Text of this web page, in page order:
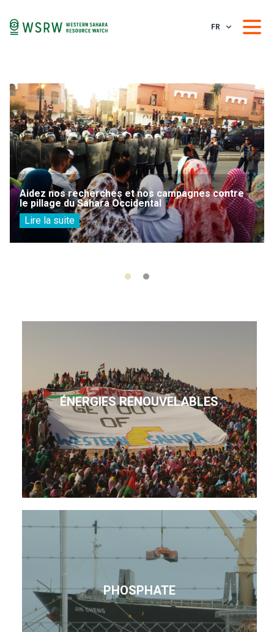
FR
Aidez nos recherches et nos campagnes contre
le pillage du Sahara Occidental
Lire la suite
ÉNERGIES RENOUVELABLES
PHOSPHATE